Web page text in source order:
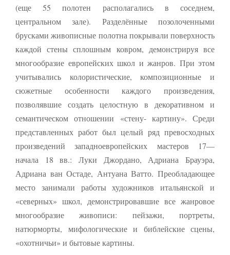
(еще 55 полотен располагались в соседнем,
центральном зале). Разделённые позолоченными
брусками живописные полотна покрывали поверхность
каждой стены сплошным ковром, демонстрируя все
многообразие европейских школ и жанров. При этом
учитывались колористические, композиционные и
сюжетные особенности каждого произведения,
позволявшие создать целостную в декоративном и
семантическом отношении «стену- картину». Среди
представленных работ был целый ряд превосходных
произведений западноевропейских мастеров 17—
начала 18 вв.: Луки Джордано, Адриана Брауэра,
Адриана ван Остаде, Антуана Ватто. Преобладающее
место занимали работы художников итальянской и
«северных» школ, демонстрировавшие все жанровое
многообразие живописи: пейзажи, портреты,
натюрморты, мифологические и библейские сцены,
«охотничьи» и бытовые картины.